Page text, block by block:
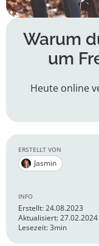
Warum
um
Heute online
ERSTELLT VON
Jasmin
INFO
Erstellt: 24.08.2023
Aktualisiert: 27.02.2024
Lesezeit: 3min